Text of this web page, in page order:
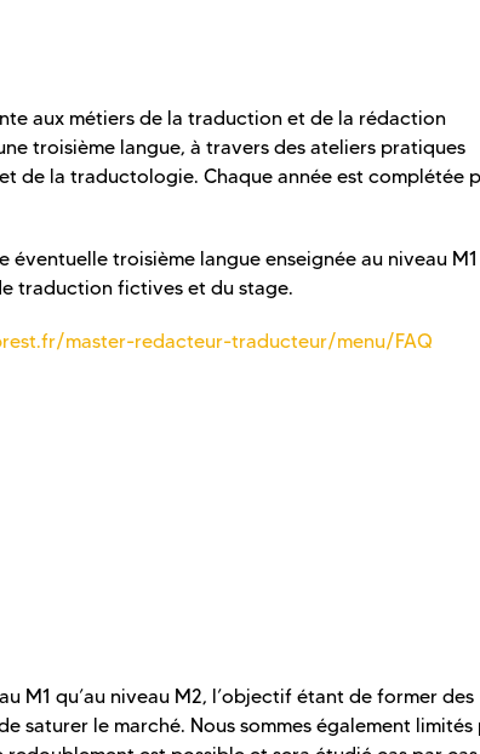
aux métiers de la traduction et de la rédaction
troisième langue, à travers des ateliers pratiques
de la traductologie. Chaque année est complétée
éventuelle troisième langue enseignée au niveau
traduction fictives et du stage.
master-redacteur-traducteur/menu/FAQ
M1 qu’au niveau M2, l’objectif étant de former des
saturer le marché. Nous sommes également limités